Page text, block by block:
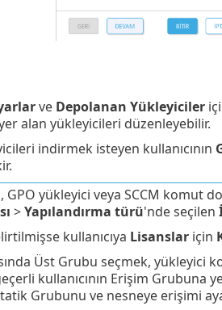
ve Depolanan Yükleyiciler
alan yükleyicileri düzenleyebilir.
indirmek isteyen kullanıcının
yükleyici veya SCCM komut
>Yapılandırma türü'nde seçilen
kullanıcıya Lisanslariçin
Üst Grubu seçmek, yükleyici
kullanıcının Erişim Grubuna
Grubunu ve nesneye erişimi